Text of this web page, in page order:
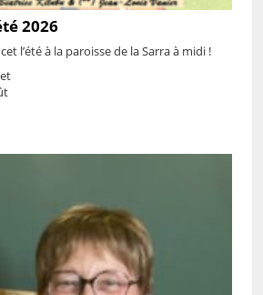
2026
l’été à la paroisse de la Sarra à midi !